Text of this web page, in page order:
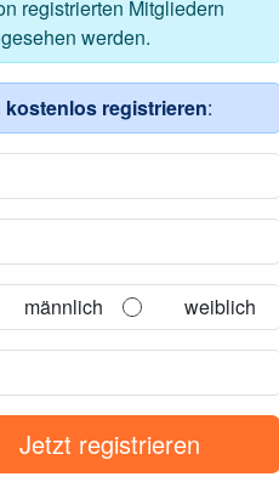
registrierten Mitgliedern
werden.
kostenlos registrieren:
männlich weiblich
Jetzt registrieren